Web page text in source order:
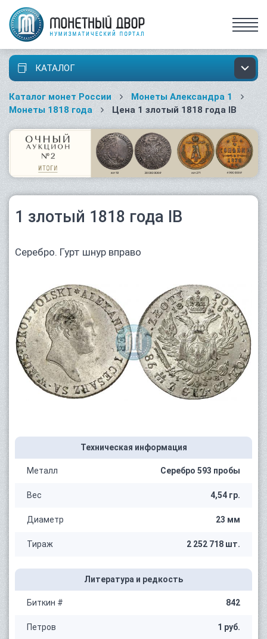
КАТАЛОГ
Каталог монет России
Монеты Александра 1
Монеты 1818 года
Цена 1 злотый 1818 года IB
1 злотый 1818 года IB
Серебро. Гурт шнур вправо
Техническая информация
Металл Серебро 593 пробы
Вес 4,54 гр.
Диаметр 23 мм
Тираж 2 252 718 шт.
Литература и редкость
Биткин # 842
Петров 1 руб.